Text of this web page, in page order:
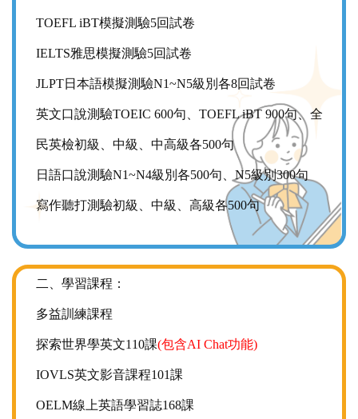
TOEFL iBT模擬測驗5回試卷
IELTS雅思模擬測驗5回試卷
JLPT日本語模擬測驗N1~N5級別各8回試卷
英文口說測驗TOEIC 600句、TOEFL iBT 900句、全
民英檢初級、中級、中高級各500句
日語口說測驗N1~N4級別各500句、N5級別300句
寫作聽打測驗初級、中級、高級各500句
二、學習課程：
多益訓練課程
探索世界學英文110課(包含AI Chat功能)
IOVLS英文影音課程101課
OELM線上英語學習誌168課